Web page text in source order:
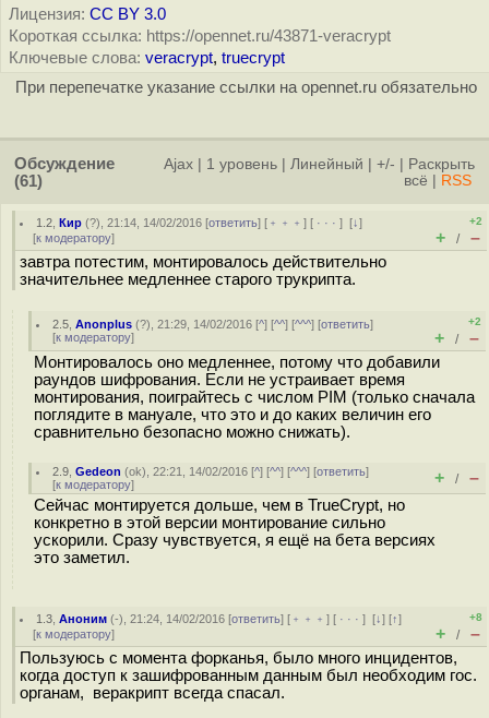
Лицензия: CC BY 3.0
Короткая ссылка: https://opennet.ru/43871-veracrypt
Ключевые слова: veracrypt, truecrypt
При перепечатке указание ссылки на opennet.ru обязательно
Обсуждение
(61)
Ajax 1 уровень Линейный +/-
Раскрыть
всё
RSS
1.2 ,Кир (?), 21:14, 14/02/2016 [ответить] [ ﹢﹢﹢] [ · · ·][↓]
[к модератору]
+2
+ / –
завтра потестим, монтировалось действительно
значительнее медленнее старого трукрипта.
2.5 ,Anonplus (?), 21:29, 14/02/2016 [^] [^^] [^^^] [ответить]
[к модератору]
+2
+ / –
Монтировалось оно медленнее, потому что добавили
раундов шифрования. Если не устраивает время
монтирования, поиграйтесь с числом PIM (только сначала
поглядите в мануале, что это и до каких величин его
сравнительно безопасно можно снижать).
2.9 ,Gedeon (ok), 22:21, 14/02/2016 [^] [^^] [^^^] [ответить]
[к модератору] + / –
Сейчас монтируется дольше, чем в TrueCrypt, но
конкретно в этой версии монтирование сильно
ускорили. Сразу чувствуется, я ещё на бета версиях
это заметил.
1.3 ,Аноним (-), 21:24, 14/02/2016 [ответить] [ ﹢﹢﹢] [ · · ·][↓] [↑]
[к модератору]
+8
+ / –
Пользуюсь с момента форканья, было много инцидентов,
когда доступ к зашифрованным данным был необходим гос.
органам, веракрипт всегда спасал.